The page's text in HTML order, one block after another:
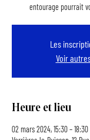
entourage pourrait
Les
Voir
Heure et lieu
02 mars 2024, 15:30 – 18:30